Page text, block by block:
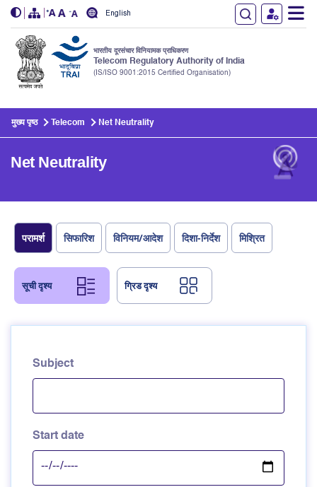
English
भारतीय दूरसंचार विनियामक प्राधिकरण
Telecom Regulatory Authority of India
(IS/ISO 9001:2015 Certified Organisation)
मुख्य पृष्ठ Telecom Net Neutrality
Net Neutrality
परामर्श सिफारिश विनियम/आदेश दिशा-निर्देश मिश्रित
सूची दृश्य ग्रिड दृश्य
Subject
Start date